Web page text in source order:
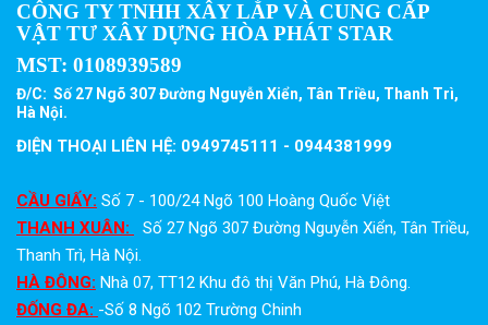
CÔNG TY TNHH XÂY LẮP VÀ CUNG CẤP
VẬT TƯ XÂY DỰNG HÒA PHÁT STAR
MST: 0108939589
Đ/C: Số 27 Ngõ 307 Đường Nguyễn Xiển, Tân Triều, Thanh Trì,
Hà Nội.
ĐIỆN THOẠI LIÊN HỆ: 0949745111 - 0944381999
CẦU GIẤY: Số 7 - 100/24 Ngõ 100 Hoàng Quốc Việt
THANH XUÂN:
Số 27 Ngõ 307 Đường Nguyễn Xiển, Tân Triều,
Thanh Trì, Hà Nội.
HÀ ĐÔNG: Nhà 07, TT12 Khu đô thị Văn Phú, Hà Đông.
ĐỐNG ĐA: -Số 8 Ngõ 102 Trường Chinh